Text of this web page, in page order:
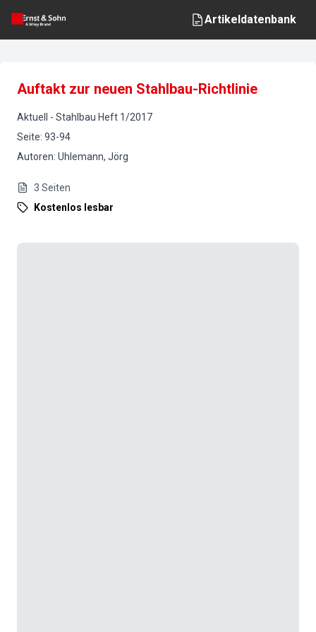
Artikeldatenbank
Auftakt zur neuen Stahlbau-Richtlinie
Aktuell - Stahlbau Heft 1/2017
Seite: 93-94
Autoren: Uhlemann, Jörg
3 Seiten
Kostenlos lesbar